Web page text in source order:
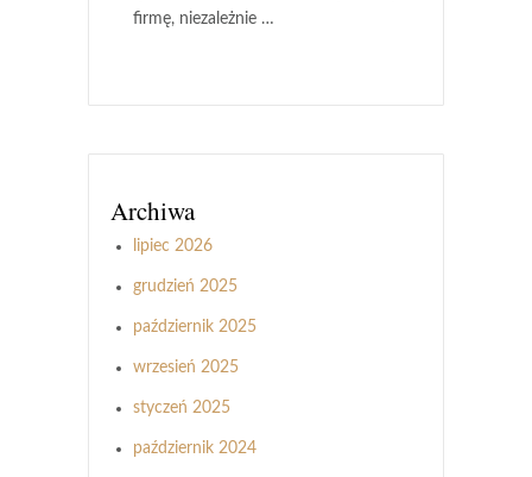
firmę, niezależnie …
Archiwa
lipiec 2026
grudzień 2025
październik 2025
wrzesień 2025
styczeń 2025
październik 2024